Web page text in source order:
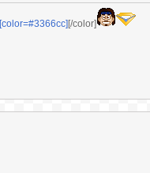
[color=#3366cc] [/color]